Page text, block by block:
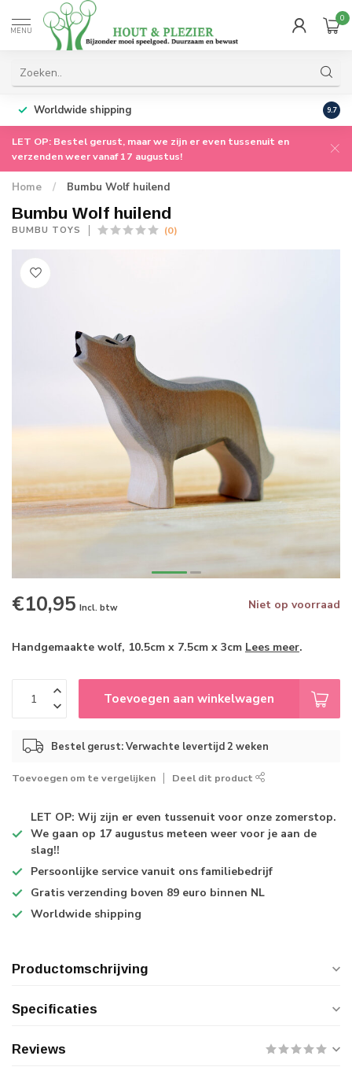
MENU
0
Worldwide shipping 9.7
LET OP: Bestel gerust, maar we zijn er even tussenuit en
verzenden weer vanaf 17 augustus!
Home / Bumbu Wolf huilend
Bumbu Wolf huilend
BUMBU TOYS (0)
€10,95 Incl. btw Niet op voorraad
Handgemaakte wolf, 10.5cm x 7.5cm x 3cm Lees meer.
Toevoegen aan winkelwagen
Bestel gerust: Verwachte levertijd 2 weken
Toevoegen om te vergelijken Deel dit product
LET OP: Wij zijn er even tussenuit voor onze zomerstop.
We gaan op 17 augustus meteen weer voor je aan de
slag!!
Persoonlijke service vanuit ons familiebedrijf
Gratis verzending boven 89 euro binnen NL
Worldwide shipping
Productomschrijving
Specificaties
Reviews